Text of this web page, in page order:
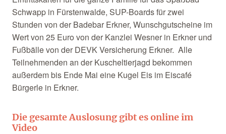
Schwapp in Fürstenwalde, SUP-Boards für zwei
Stunden von der Badebar Erkner, Wunschgutscheine im
Wert von 25 Euro von der Kanzlei Wesner in Erkner und
Fußbälle von der DEVK Versicherung Erkner. Alle
Teilnehmenden an der Kuscheltierjagd bekommen
außerdem bis Ende Mai eine Kugel Eis im Eiscafé
Bürgerle in Erkner.
Die gesamte Auslosung gibt es online im
Video